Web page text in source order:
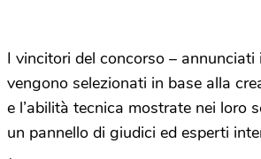
I vincitori del concorso –
vengono selezionati in base alla
e l’abilità tecnica mostrate nei loro
un pannello di giudici ed esperti